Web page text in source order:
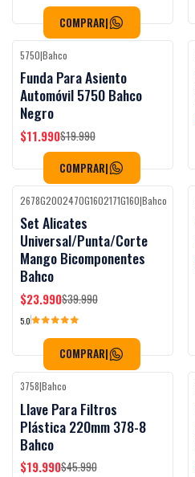
COMPRAR|
-40%OFF
5750|Bahco
Funda Para Asiento
Automóvil 5750 Bahco
Negro
$11.990$19.990
COMPRAR|
-40%OFF
2678G2002470G1602171G160|Bahco
Set Alicates
Universal/Punta/Corte
Mango Bicomponentes
Bahco
$23.990$39.990
5.0
COMPRAR|
-57%OFF
3758|Bahco
Llave Para Filtros
Plástica 220mm 378-8
Bahco
$19.990$45.990